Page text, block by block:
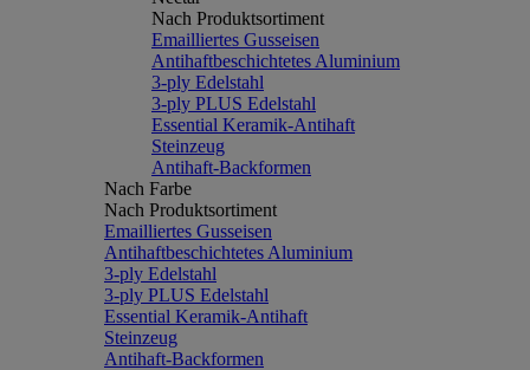
Nach Produktsortiment
Emailliertes Gusseisen
Antihaftbeschichtetes Aluminium
3-ply Edelstahl
3-ply PLUS Edelstahl
Essential Keramik-Antihaft
Steinzeug
Antihaft-Backformen
Nach Farbe
Nach Produktsortiment
Emailliertes Gusseisen
Antihaftbeschichtetes Aluminium
3-ply Edelstahl
3-ply PLUS Edelstahl
Essential Keramik-Antihaft
Steinzeug
Antihaft-Backformen